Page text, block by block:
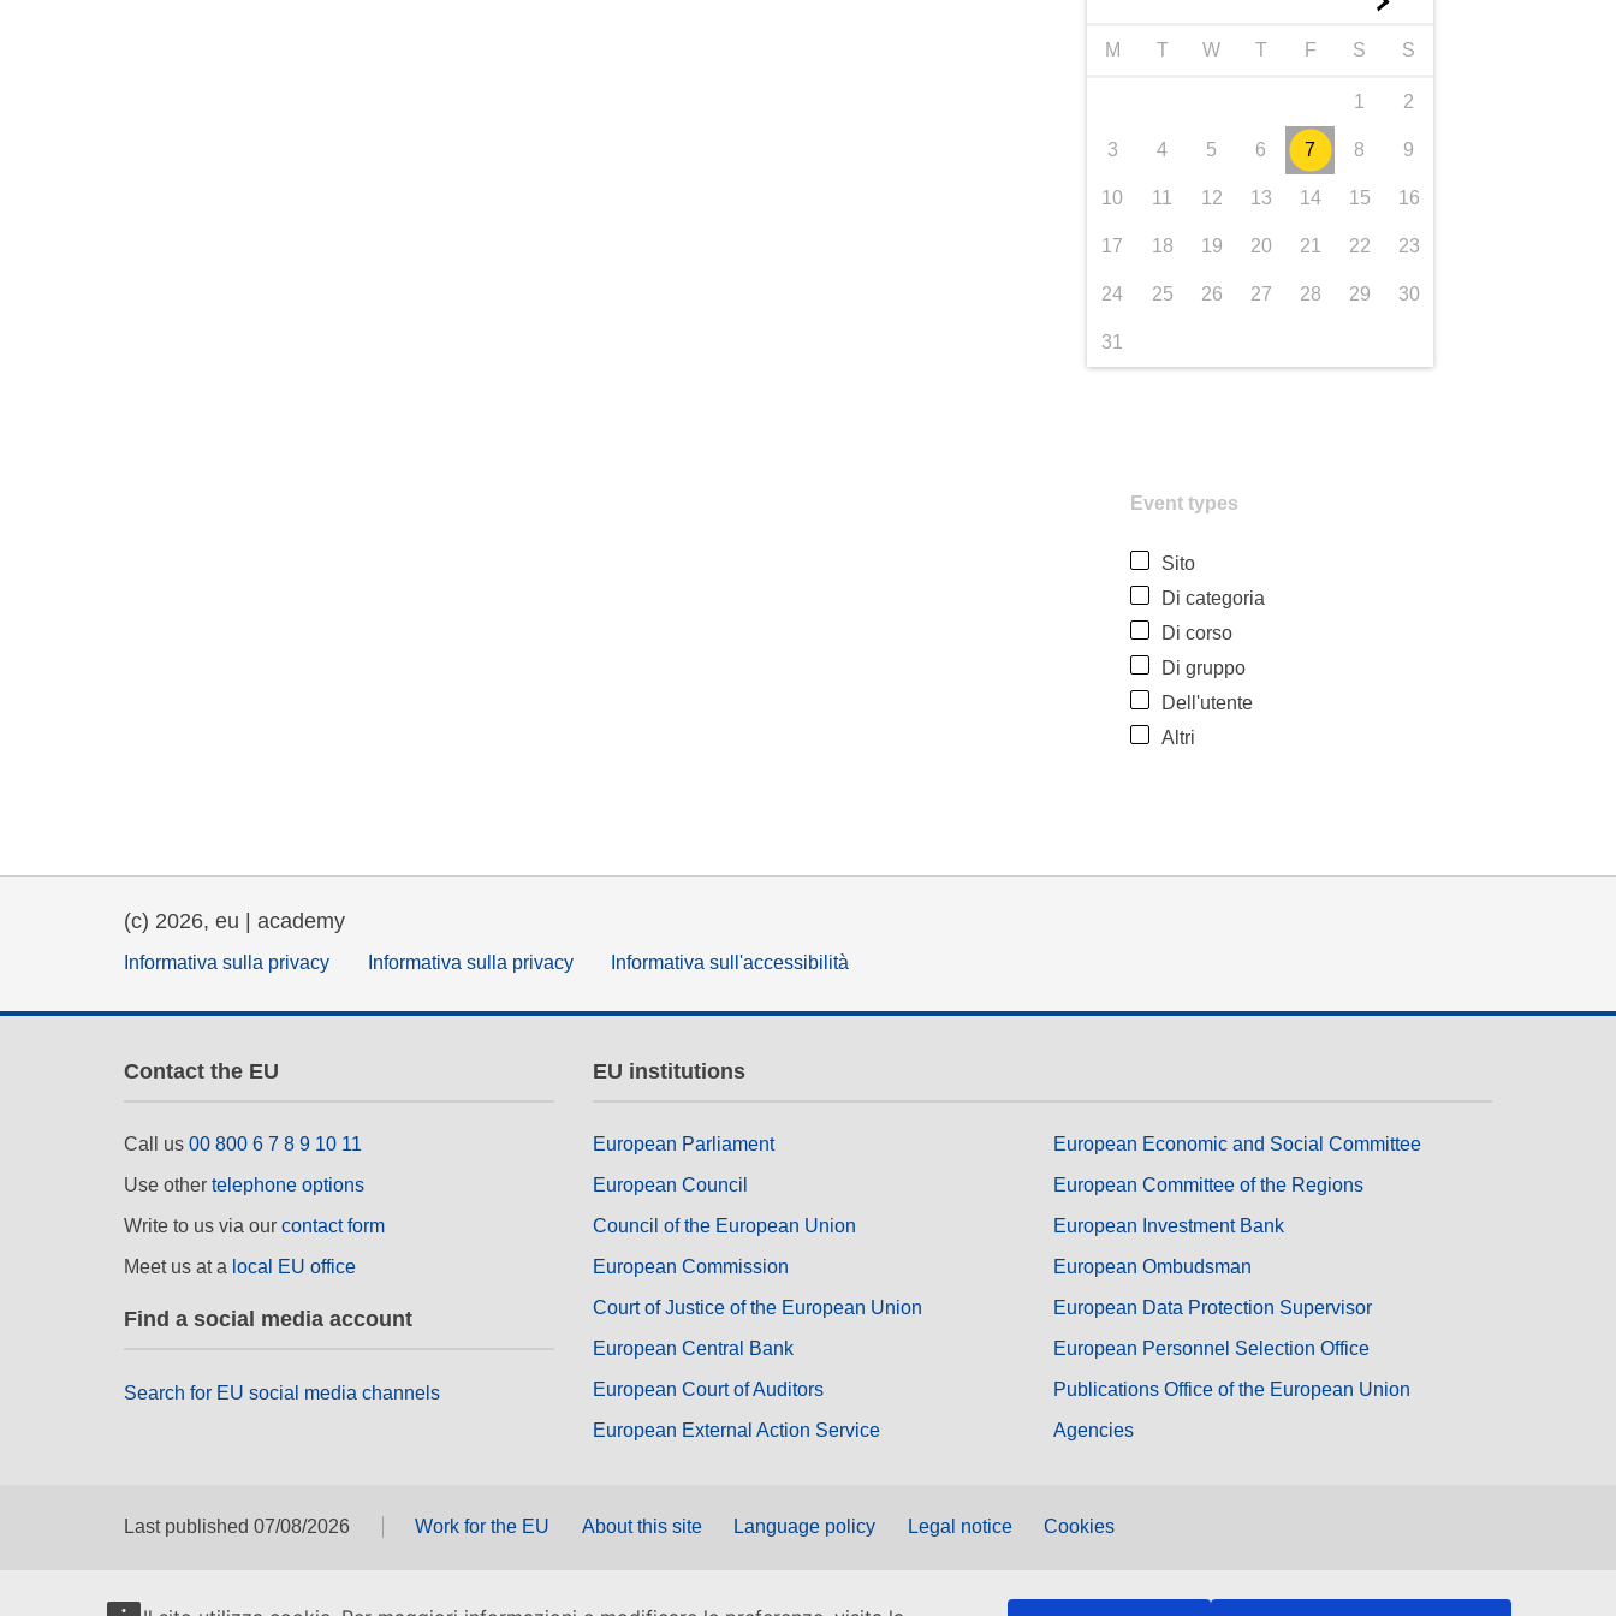
M T W T F S S
1 2
3 4 5 6 7 8 9
10 11 12 13 14 15 16
17 18 19 20 21 22 23
24 25 26 27 28 29 30
31
Event types
Sito
Di categoria
Di corso
Di gruppo
Dell'utente
Altri
(c) 2026, eu | academy
Informativa sulla privacy Informativa sulla privacy Informativa sull'accessibilità
Contact the EU
Call us 00 800 6 7 8 9 10 11
Use other telephone options
Write to us via our contact form
Meet us at a local EU office
Find a social media account
Search for EU social media channels
EU institutions
European Parliament
European Council
Council of the European Union
European Commission
Court of Justice of the European Union
European Central Bank
European Court of Auditors
European External Action Service
European Economic and Social Committee
European Committee of the Regions
European Investment Bank
European Ombudsman
European Data Protection Supervisor
European Personnel Selection Office
Publications Office of the European Union
Agencies
Last published 07/08/2026 Work for the EU About this site Language policy Legal notice Cookies